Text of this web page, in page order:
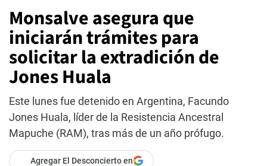
Monsalve asegura que
iniciarán trámites para
solicitar la extradición de
Jones Huala
Este lunes fue detenido en Argentina, Facundo
Jones Huala, líder de la Resistencia Ancestral
Mapuche (RAM), tras más de un año prófugo.
Agregar El Desconcierto en